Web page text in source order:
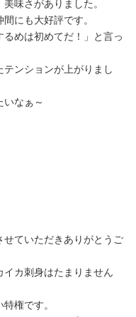
味さがありました。
にも大好評です。
めは初めてだ！」と言っ
ンションが上がりまし
いなぁ～
ていただきありがとうご
カ刺身はたまりません
権です。